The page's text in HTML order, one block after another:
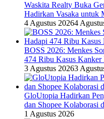
Waskita Realty Buka
Hadirkan Vasaka untuk
4 Agustus 20264
BOSS 2026: Menkes
474 Ribu Kasus Kanker
3 Agustus 20263
GloUtopia Hadirkan
dan Shopee Kolaborasi
1 Agustus 2026